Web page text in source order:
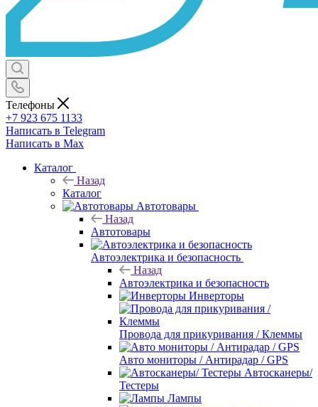
Телефоны
+7 923 675 1133
Написать в Telegram
Написать в Max
Каталог
Назад
Каталог
Автотовары
Назад
Автотовары
Автоэлектрика и безопасность
Назад
Автоэлектрика и безопасность
Инверторы
Провода для прикуривания / Клеммы
Авто мониторы / Антирадар / GPS
Автосканеры/
Тестеры
Лампы